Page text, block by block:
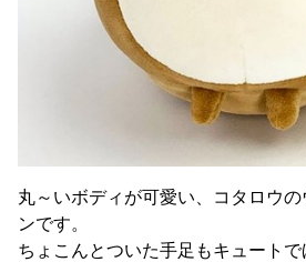
丸～いボディが可愛い、コタロウ
ンです。
ちょこんとついた手足もキュート